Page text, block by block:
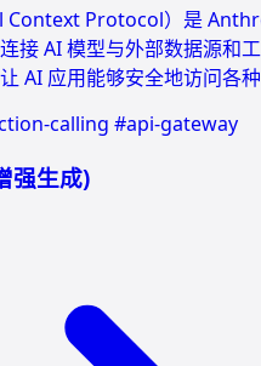
Context Protocol）是
接 AI 模型与外部数据源和
AI 应用能够安全地访问各种
calling #api-gateway
强生成)